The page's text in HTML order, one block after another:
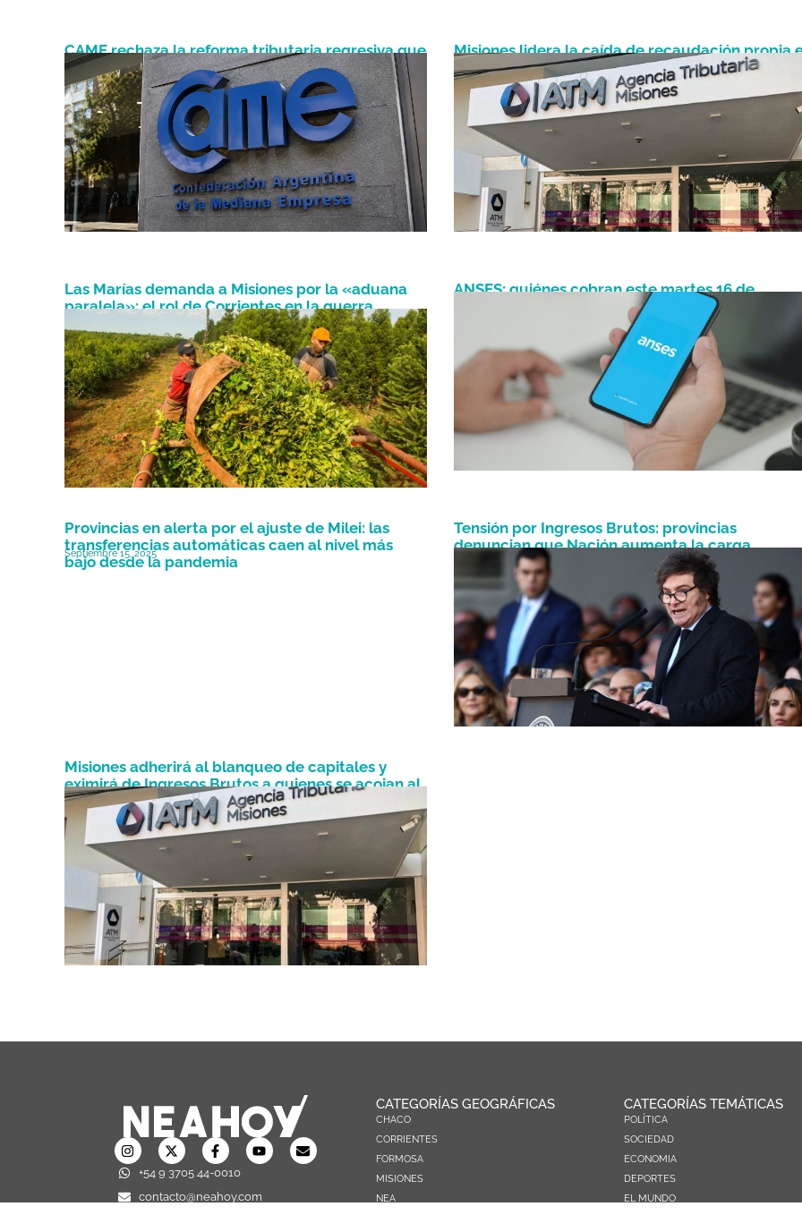
CAME rechaza la reforma tributaria regresiva que
impulsa el FMI
Junio 2, 2026
Misiones lidera la caída de recaudación propia
el país y agrava su crisis fiscal
Abril 29, 2026
Las Marías demanda a Misiones por la «aduana
paralela»: el rol de Corrientes en la guerra
Abril 1, 2026
ANSES: quiénes cobran este martes 16 de
Provincias en alerta por el ajuste de Milei: las
transferencias automáticas caen al nivel más
bajo desde la pandemia
Septiembre 15, 2025
Tensión por Ingresos Brutos: provincias
denuncian que Nación aumenta la carga
impositiva sin devolver en obras
Enero 29, 2025
Misiones adherirá al blanqueo de capitales y
eximirá de Ingresos Brutos a quienes se acojan al
régimen
Septiembre 9, 2024
+54 9 3705 44-0010
contacto@neahoy.com
CATEGORÍAS GEOGRÁFICAS
CHACO
CORRIENTES
FORMOSA
MISIONES
NEA
CATEGORÍAS TEMÁTICAS
POLÍTICA
SOCIEDAD
ECONOMIA
DEPORTES
EL MUNDO